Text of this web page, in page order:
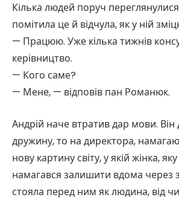
Кілька людей поруч
помітила це й відчула, як у ній
— Працюю. Уже кілька тижнів
керівництво.
— Кого саме?
— Мене, — відповів пан Романюк.
Андрій наче втратив дар мови. Він
дружину, то на директора,
нову картину світу, у якій жінка,
намагався залишити вдома через
стояла перед ним як людина, від